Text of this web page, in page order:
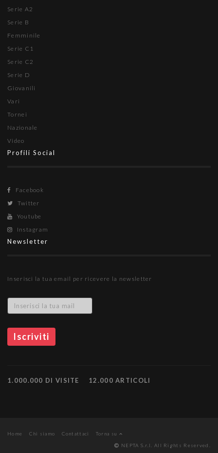
Serie A2
Serie B
Femminile
Serie C1
Serie C2
Serie D
Giovanili
Vari
Tornei
Nazionale
Video
Profili Social
Facebook
Twitter
Youtube
Instagram
Newsletter
Inserisci la tua email per ricevere la newsletter
1.000.000 DI VISITE 12.000 ARTICOLI
Home Chi siamo Contattaci
Torna su
NEPTA S.r.l. All Rights Reserved.